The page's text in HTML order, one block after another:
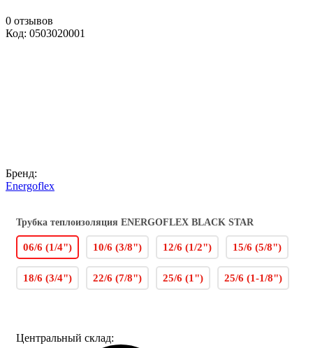
0 отзывов
Код: 0503020001
Бренд:
Energoflex
Трубка теплоизоляция ENERGOFLEX BLACK STAR
06/6 (1/4") 10/6 (3/8") 12/6 (1/2") 15/6 (5/8")
18/6 (3/4") 22/6 (7/8") 25/6 (1") 25/6 (1-1/8")
Центральный склад: